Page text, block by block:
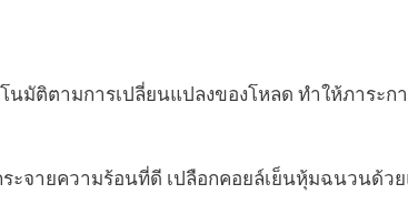
ติตามการเปลี่ยนแปลงของโหลด ทำให้ภาระก
ระจายความร้อนที่ดี เปลือกคอยล์เย็นหุ้มฉนวนด้